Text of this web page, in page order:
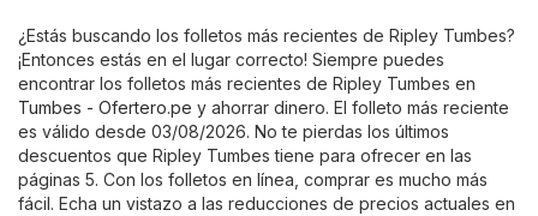
¿Estás buscando los folletos más recientes de Ripley Tumbes?
¡Entonces estás en el lugar correcto! Siempre puedes
encontrar los folletos más recientes de Ripley Tumbes en
Tumbes - Ofertero.pe y ahorrar dinero. El folleto más reciente
es válido desde 03/08/2026. No te pierdas los últimos
descuentos que Ripley Tumbes tiene para ofrecer en las
páginas 5. Con los folletos en línea, comprar es mucho más
fácil. Echa un vistazo a las reducciones de precios actuales en